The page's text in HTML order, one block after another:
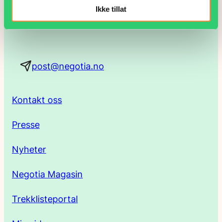
Ikke tillat
t 815 58 100
post@negotia.no
Kontakt oss
Presse
Nyheter
Negotia Magasin
Trekklisteportal